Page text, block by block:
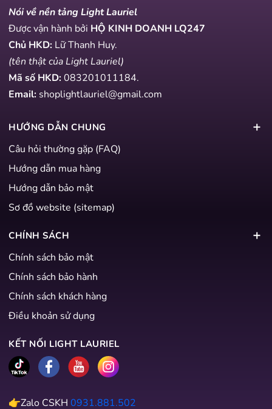
Nói về nền tảng Light Lauriel
Được vận hành bởi HỘ KINH DOANH LQ247
Chủ HKD: Lữ Thanh Huy.
(tên thật của Light Lauriel)
Mã số HKD:083201011184.
Email: shoplightlauriel@gmail.com
HƯỚNG DẪN CHUNG
Câu hỏi thường gặp (FAQ)
Hướng dẫn mua hàng
Hướng dẫn bảo mật
Sơ đồ website (sitemap)
CHÍNH SÁCH
Chính sách bảo mật
Chính sách bảo hành
Chính sách khách hàng
Điều khoản sử dụng
KẾT NỐI LIGHT LAURIEL
👉Zalo CSKH 0931.881.502